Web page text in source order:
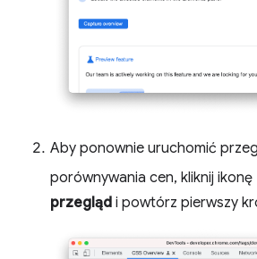
Aby ponownie uruchomić
porównywania cen, kliknij ikonę
przegląd i powtórz pierwszy